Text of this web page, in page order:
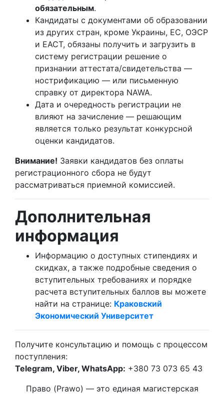
обязательным.
Кандидаты с документами об образовании
из других стран, кроме Украины, ЕС, ОЭСР
и ЕАСТ, обязаны получить и загрузить в
систему регистрации решение о
признании аттестата/свидетельства —
нострификацию — или письменную
справку от директора NAWA.
Дата и очередность регистрации не
влияют на зачисление — решающим
является только результат конкурсной
оценки кандидатов.
Внимание! Заявки кандидатов без оплаты
регистрационного сбора не будут
рассматриваться приемной комиссией.
Дополнительная
информация
Информацию о доступных стипендиях и
скидках, а также подробные сведения о
вступительных требованиях и порядке
расчета вступительных баллов вы можете
найти на странице: Краковский
Экономический Университет
Получите консультацию и помощь с процессом
поступления:
Telegram, Viber, WhatsApp: +380 73 073 65 43
Право (Prawo) — это единая магистерская